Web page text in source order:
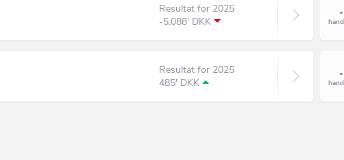
Resultat for 2025
-5.088' DKK
Resultat for 2025
485' DKK